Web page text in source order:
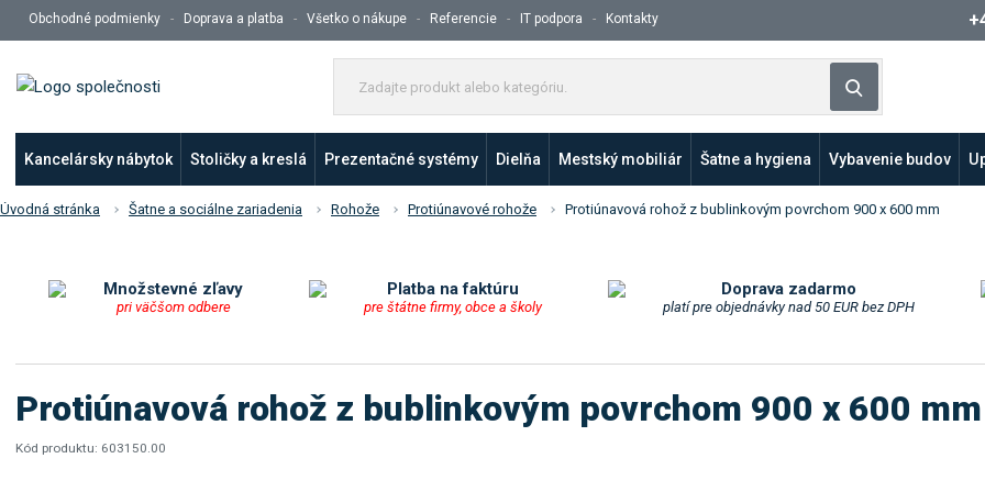
Obchodné podmienky Doprava a platba Všetko o nákupe Referencie IT podpora Kontakty
d
j
t
e
o
a
Kancelársky nábytok Stoličky a kreslá Prezentačné systémy Dielňa Mestský mobiliár Šatne a hygiena Vybavenie budov
Úvodná stránka Šatne a sociálne zariadenia Rohože Protiúnavové rohože Protiúnavová rohož z bublinkovým povrchom 900 x 600 mm
Množstevné zľavy
pri väčšom odbere
Platba na faktúru
pre štátne firmy, obce a školy
Doprava zadarmo
platí pre objednávky nad 50 EUR bez DPH
Protiúnavová rohož z bublinkovým povrchom 900 x 600 mm
Kód produktu: 603150.00